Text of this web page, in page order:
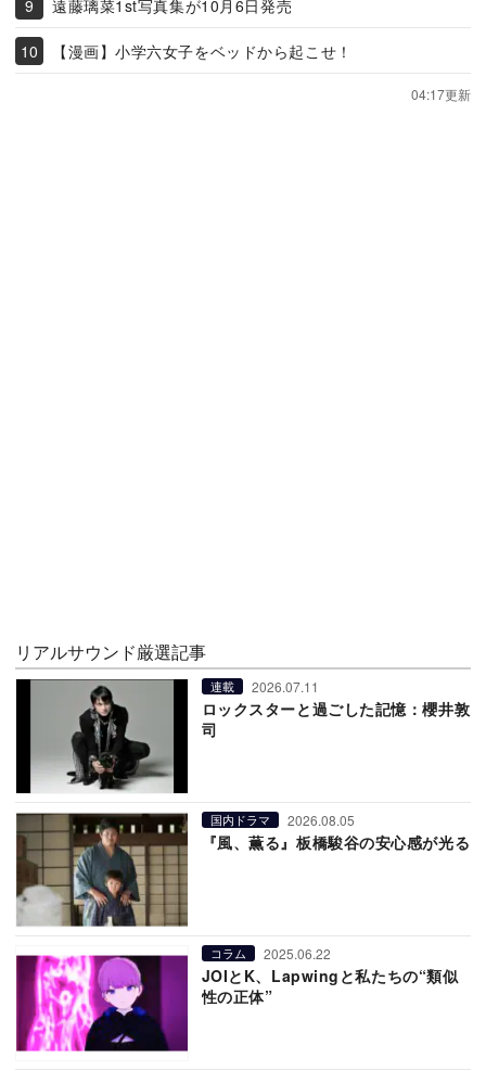
遠藤璃菜1st写真集が10月6日発売
【漫画】小学六女子をベッドから起こせ！
04:17更新
リアルサウンド厳選記事
連載 2026.07.11
ロックスターと過ごした記憶：櫻井敦
司
国内ドラマ 2026.08.05
『風、薫る』板橋駿谷の安心感が光る
コラム 2025.06.22
JOIとK、Lapwingと私たちの“類似
性の正体”